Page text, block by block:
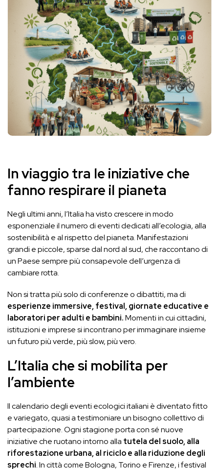
In viaggio tra le iniziative che
fanno respirare il pianeta
Negli ultimi anni, l’Italia ha visto crescere in modo
esponenziale il numero di eventi dedicati all’ecologia, alla
sostenibilità e al rispetto del pianeta. Manifestazioni
grandi e piccole, sparse dal nord al sud, che raccontano di
un Paese sempre più consapevole dell’urgenza di
cambiare rotta.
Non si tratta più solo di conferenze o dibattiti, ma di
esperienze immersive, festival, giornate educative e
laboratori per adulti e bambini.Momenti in cui cittadini,
istituzioni e imprese si incontrano per immaginare insieme
un futuro più verde, più slow, più vero.
L’Italia che si mobilita per
l’ambiente
Il calendario degli eventi ecologici italiani è diventato fitto
e variegato, quasi a testimoniare un bisogno collettivo di
partecipazione. Ogni stagione porta con sé nuove
iniziative che ruotano intorno alla tutela del suolo, alla
riforestazione urbana, al riciclo e alla riduzione degli
sprechi. In città come Bologna, Torino e Firenze, i festival